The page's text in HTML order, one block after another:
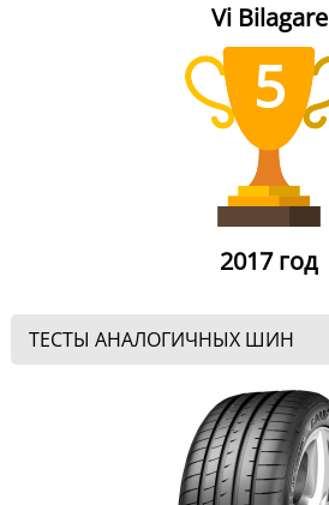
Vi Bilagare
5
2017 год
ТЕСТЫ АНАЛОГИЧНЫХ ШИН